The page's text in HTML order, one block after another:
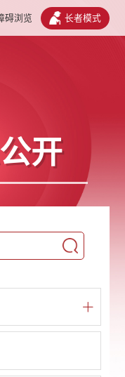
碍浏览 长者模式
开